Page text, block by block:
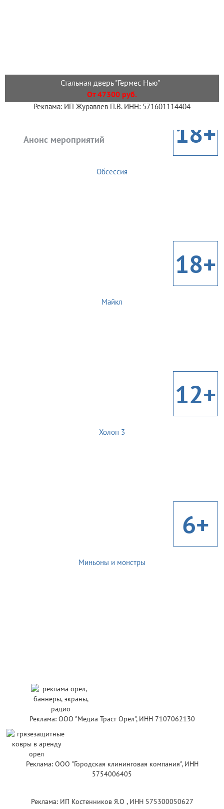
Стальная дверь "Гермес Нью"
От 47300 руб.
Реклама: ИП Журавлев П.В. ИНН: 571601114404
Анонс мероприятий 18+
Обсессия
18+
Майкл
12+
Холоп 3
6+
Миньоны и монстры
Реклама: ООО "Медиа Траст Орёл", ИНН 7107062130
Реклама: ООО "Городская клининговая компания", ИНН
5754006405
Реклама: ИП Костенников Я.О , ИНН 575300050627